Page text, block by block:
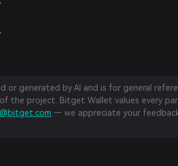
or generated by AI and is for general
the project. Bitget Wallet values every
— we appreciate your